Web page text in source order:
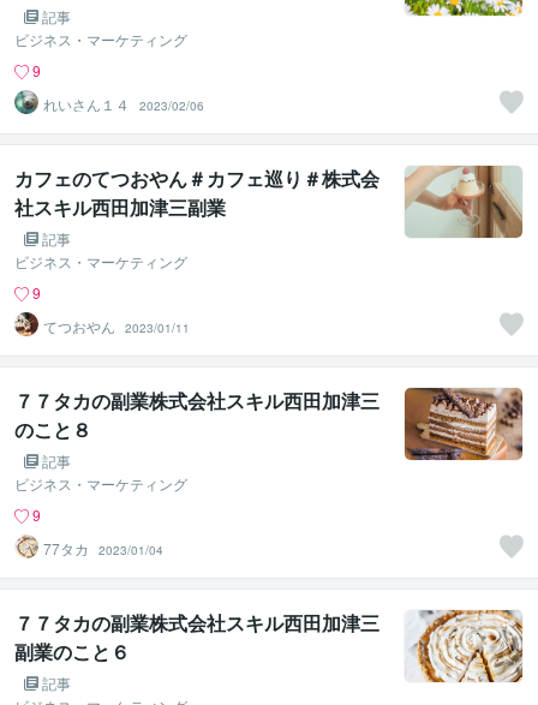
記事
ビジネス・マーケティング
9
れいさん１４
2023/02/06
カフェのてつおやん＃カフェ巡り＃株式会
社スキル西田加津三副業
記事
ビジネス・マーケティング
9
てつおやん
2023/01/11
７７タカの副業株式会社スキル西田加津三
のこと８
記事
ビジネス・マーケティング
9
77タカ
2023/01/04
７７タカの副業株式会社スキル西田加津三
副業のこと６
記事